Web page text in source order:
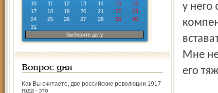
10
11 12 13 14 15
16
17
18 19 20 21 22
23
24
25 26 27 28 29
30
31
Выберите дату
Вопрос дня
Как Вы считаете, две российские революции 1917
года - это
у него
Мне
его